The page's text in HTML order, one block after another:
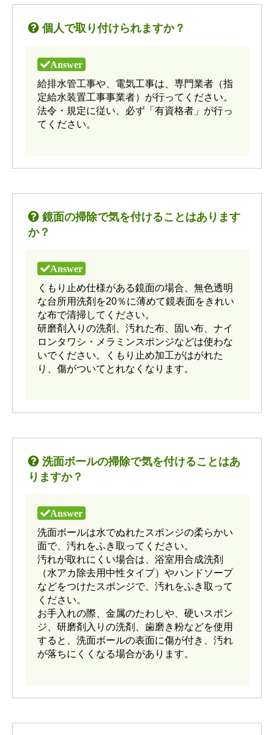
個人で取り付けられますか？
給排水管工事や、電気工事は、専門業者（指
定給水装置工事事業者）が行ってください。
法令・規定に従い、必ず「有資格者」が行っ
てください。
鏡面の掃除で気を付けることはあります
か？
くもり止め仕様がある鏡面の場合、無色透明
な台所用洗剤を20％に薄めて鏡表面をきれい
な布で清掃してください。
研磨剤入りの洗剤、汚れた布、固い布、ナイ
ロンタワシ・メラミンスポンジなどは使わな
いでください。くもり止め加工がはがれた
り、傷がついてとれなくなります。
洗面ボールの掃除で気を付けることはあ
りますか？
洗面ボールは水でぬれたスポンジの柔らかい
面で、汚れをふき取ってください。
汚れが取れにくい場合は、浴室用合成洗剤
（水アカ除去用中性タイプ）やハンドソープ
などをつけたスポンジで、汚れをふき取って
ください。
お手入れの際、金属のたわしや、硬いスポン
ジ、研磨剤入りの洗剤、歯磨き粉などを使用
すると、洗面ボールの表面に傷が付き、汚れ
が落ちにくくなる場合があります。